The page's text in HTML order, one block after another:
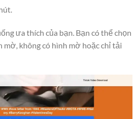
ưa thích của bạn. Bạn có thể chọn
mờ, không có hình mờ hoặc chỉ tải